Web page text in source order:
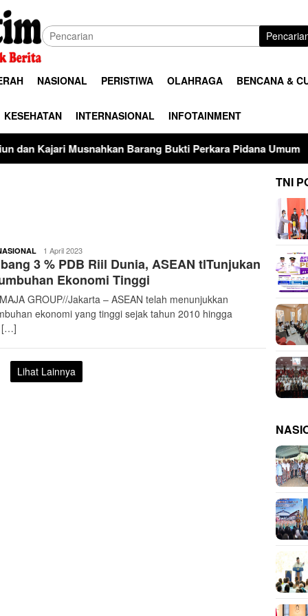
NASIONAL PERISTIWA OLAHRAGA BENCANA &
KESEHATAN INTERNASIONAL INFOTAINMENT
Barang Bukti Perkara Pidana Umum Terimakasih
buserjatim
1 April 2023
3 % PDB Riil Dunia, ASEAN tlTunjukan
Ekonomi Tinggi
GROUP//Jakarta – ASEAN telah menunjukkan
ekonomi yang tinggi sejak tahun 2010 hingga
[…]
Lihat Lainnya
TNI